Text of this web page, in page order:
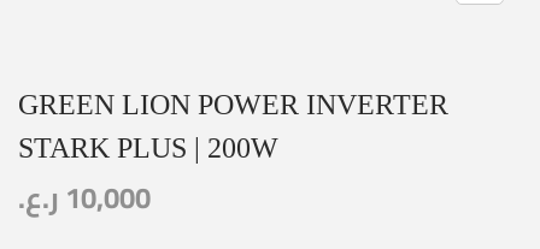
GREEN LION POWER INVERTER
STARK PLUS | 200W
10,000 ر.ع.